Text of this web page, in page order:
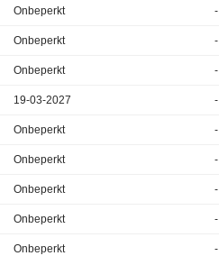
Onbeperkt -
Onbeperkt -
Onbeperkt -
19-03-2027 -
Onbeperkt -
Onbeperkt -
Onbeperkt -
Onbeperkt -
Onbeperkt -